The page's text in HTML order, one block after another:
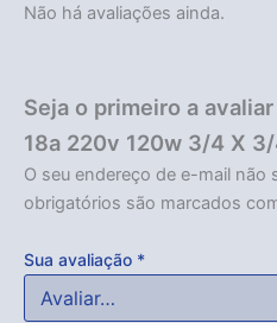
Não há avaliações ainda.
Seja o primeiro a
18a 220v 120w 3/4 X
O seu endereço de e-mail não
obrigatórios são marcados
Sua avaliação *